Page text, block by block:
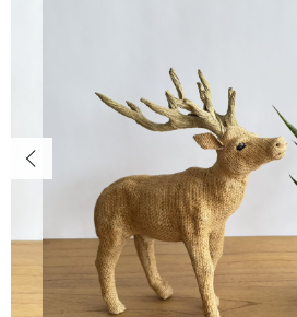
CONTENTS
植物の紹介・育て方など
NEWS
ABOUT US
当店について
カートを確認する